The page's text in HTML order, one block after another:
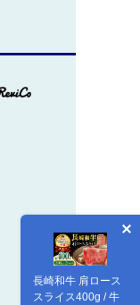
長崎和牛 肩ロース
スライス400g / 牛